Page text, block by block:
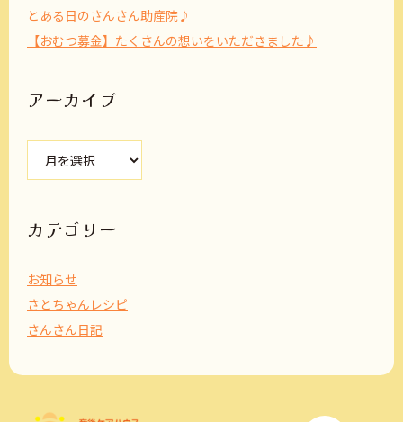
とある日のさんさん助産院♪
【おむつ募金】たくさんの想いをいただきました♪
アーカイブ
カ
ブ
カテゴリー
お知らせ
さとちゃんレシピ
さんさん日記